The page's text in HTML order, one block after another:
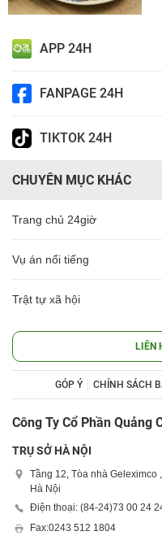
APP 24H
FANPAGE 24H
TIKTOK 24H
CHUYÊN MỤC KHÁC
Trang chủ 24giờ
Vụ án nổi tiếng
Trật tự xã hội
LIÊN
GÓP Ý CHÍNH SÁCH
Công Ty Cổ Phần Quảng
TRỤ SỞ HÀ NỘI
Tầng 12, Tòa nhà Geleximco
Hà Nội
Điện thoại: (84-24)73 00 24
Fax:0243 512 1804